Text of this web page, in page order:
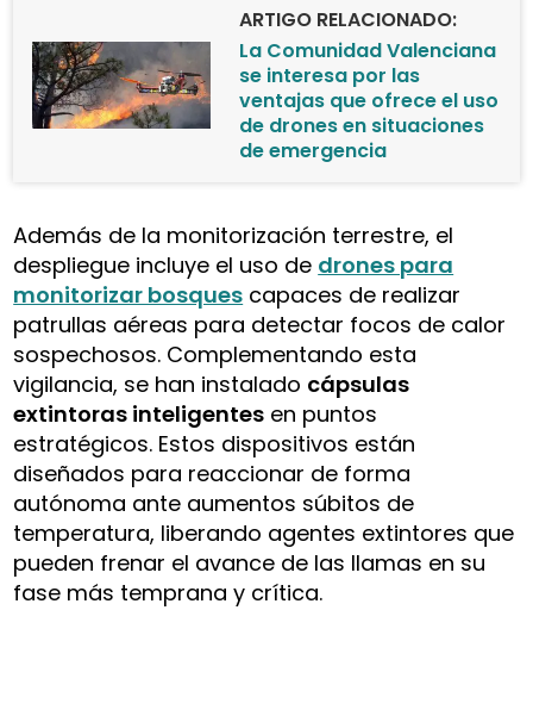
ARTIGO RELACIONADO:
La Comunidad Valenciana
se interesa por las
ventajas que ofrece el uso
de drones en situaciones
de emergencia
Además de la monitorización terrestre, el
despliegue incluye el uso de drones para
monitorizar bosques capaces de realizar
patrullas aéreas para detectar focos de calor
sospechosos. Complementando esta
vigilancia, se han instalado cápsulas
extintoras inteligentes en puntos
estratégicos. Estos dispositivos están
diseñados para reaccionar de forma
autónoma ante aumentos súbitos de
temperatura, liberando agentes extintores que
pueden frenar el avance de las llamas en su
fase más temprana y crítica.